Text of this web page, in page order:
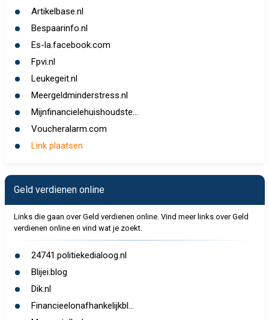
Artikelbase.nl
Bespaarinfo.nl
Es-la.facebook.com
Fpvi.nl
Leukegeit.nl
Meergeldminderstress.nl
Mijnfinancielehuishoudste...
Voucheralarm.com
Link plaatsen
Geld verdienen online
Links die gaan over Geld verdienen online. Vind meer links over Geld
verdienen online en vind wat je zoekt.
24741.politiekedialoog.nl
Blijei.blog
Dik.nl
Financieelonafhankelijkbl...